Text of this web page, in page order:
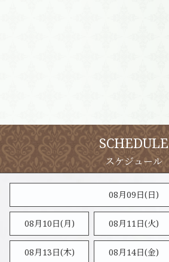
SCHEDULE
08月09日(日)
08月10日(月) 08月11日(火)
08月13日(木) 08月14日(金)